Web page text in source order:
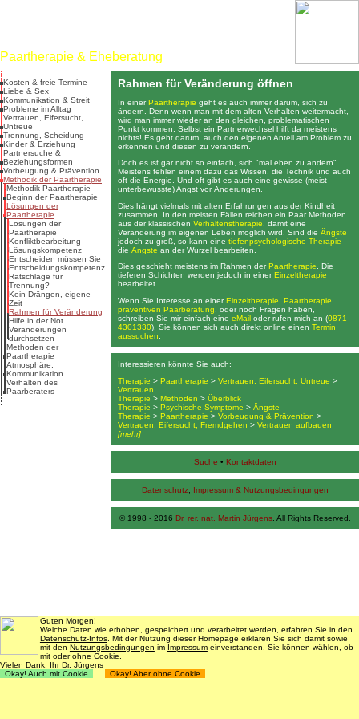
Paartherapie & Eheberatung
Kosten & freie Termine
Liebe & Sex
Kommunikation & Streit
Probleme im Alltag
Vertrauen, Eifersucht,
Untreue
Trennung, Scheidung
Kinder & Erziehung
Partnersuche &
Beziehungsformen
Vorbeugung & Prävention
Methodik der Paartherapie
Methodik Paartherapie
Beginn der Paartherapie
Lösungen der
Paartherapie
Lösungen der
Paartherapie
Konfliktbearbeitung
Lösungskompetenz
Entscheiden müssen Sie
Entscheidungskompetenz
Ratschläge für
Trennung?
Kein Drängen, eigene
Zeit
Rahmen für Veränderung
Hilfe in der Not
Veränderungen
durchsetzen
Methoden der
Paartherapie
Atmosphäre,
Kommunikation
Verhalten des
Paarberaters
Rahmen für Veränderung öffnen
In einerPaartherapie geht es auch immer darum, sich zu
ändern. Denn wenn man mit dem alten Verhalten weitermacht,
wird man immer wieder an den gleichen, problematischen
Punkt kommen. Selbst ein Partnerwechsel hilft da meistens
nichts! Es geht darum, auch den eigenen Anteil am Problem zu
erkennen und diesen zu verändern.
Doch es ist gar nicht so einfach, sich "mal eben zu ändern".
Meistens fehlen einem dazu das Wissen, die Technik und auch
oft die Energie. Und oft gibt es auch eine gewisse (meist
unterbewusste) Angst vor Änderungen.
Dies hängt vielmals mit alten Erfahrungen aus der Kindheit
zusammen. In den meisten Fällen reichen ein Paar Methoden
aus der klassischen Verhaltenstherapie , damit eine
Veränderung im eigenen Leben möglich wird. Sind die Ängste
jedoch zu groß, so kann eine tiefenpsychologische Therapie
die Ängste an der Wurzel bearbeiten.
Dies geschieht meistens im Rahmen der Paartherapie. Die
tieferen Schichten werden jedoch in einer Einzeltherapie
bearbeitet.
Wenn Sie Interesse an einerEinzeltherapie Paartherapie
präventiven Paarberatung , oder noch Fragen haben,
schreiben Sie mir einfach eine eMail oder rufen mich an (0871-
4301330). Sie können sich auch direkt online einen Termin
aussuchen
Interessieren könnte Sie auch:
Therapie > Paartherapie > Vertrauen, Eifersucht, Untreue >
Vertrauen
Therapie > Methoden > Überblick
Therapie > Psychische Symptome > Ängste
Therapie > Paartherapie > Vorbeugung & Prävention >
Vertrauen, Eifersucht, Fremdgehen > Vertrauen aufbauen
[mehr]
Suche • Kontaktdaten
Datenschutz Impressum & Nutzungsbedingungen
© 1998 - 2016 Dr. rer. nat. Martin Jürgens . All Rights Reserved.
Guten Morgen!
Welche Daten wie erhoben, gespeichert und verarbeitet werden, erfahren Sie in den
Datenschutz-Infos. Mit der Nutzung dieser Homepage erklären Sie sich damit sowie
mit den Nutzungsbedingungen im Impressumeinverstanden. Sie können wählen, ob
mit oder ohne Cookie.
Vielen Dank, Ihr Dr. Jürgens
Okay! Auch mit Cookie
Okay! Aber ohne Cookie